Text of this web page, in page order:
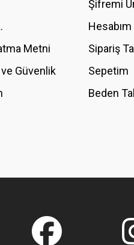
daha pahalı.
olmalı.
Metni
Güvenlik
Şifremi
Hesabım
Sipariş
Sepetim
Beden